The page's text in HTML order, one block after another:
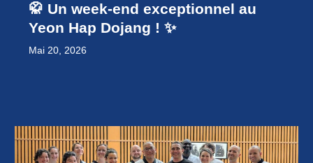
🥋 Un week-end exceptionnel au
Yeon Hap Dojang ! ✨
Mai 20, 2026